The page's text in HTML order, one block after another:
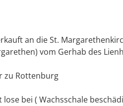
an die St.
vom Gerhab des
zu Rottenburg
bei ( Wachsschale